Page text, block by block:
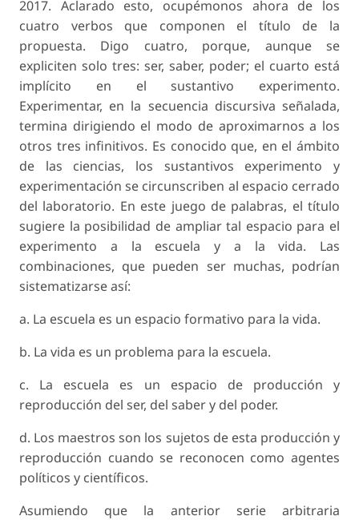
2017. Aclarado esto, ocupémonos ahora de los
cuatro verbos que componen el título de la
propuesta. Digo cuatro, porque, aunque se
expliciten solo tres: ser, saber, poder; el cuarto está
implícito en el sustantivo experimento.
Experimentar, en la secuencia discursiva señalada,
termina dirigiendo el modo de aproximarnos a los
otros tres infinitivos. Es conocido que, en el ámbito
de las ciencias, los sustantivos experimento y
experimentación se circunscriben al espacio cerrado
del laboratorio. En este juego de palabras, el título
sugiere la posibilidad de ampliar tal espacio para el
experimento a la escuela y a la vida. Las
combinaciones, que pueden ser muchas, podrían
sistematizarse así:
a. La escuela es un espacio formativo para la vida.
b. La vida es un problema para la escuela.
c. La escuela es un espacio de producción y
reproducción del ser, del saber y del poder.
d. Los maestros son los sujetos de esta producción y
reproducción cuando se reconocen como agentes
políticos y científicos.
Asumiendo que la anterior serie arbitraria